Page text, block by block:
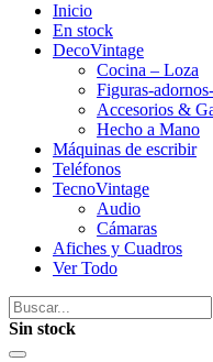
Inicio
En stock
DecoVintage
Cocina – Loza
Figuras-
Accesorios &
Hecho a Mano
Máquinas de escribir
Teléfonos
TecnoVintage
Audio
Cámaras
Afiches y Cuadros
Ver Todo
Sin stock